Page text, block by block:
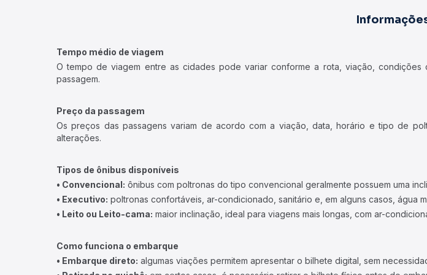
Tempo médio de viagem
O tempo de viagem entre as cidades pode variar conforme a rota, viação,
passagem.
Preço da passagem
Os preços das passagens variam de acordo com a viação, data, horário e tipo de
alterações.
Tipos de ônibus disponíveis
• Convencional: ônibus com poltronas do tipo convencional geralmente possuem uma
• Executivo: poltronas confortáveis, ar-condicionado, sanitário e, em alguns casos, água
• Leito ou Leito-cama: maior inclinação, ideal para viagens mais longas, com ar-
Como funciona o embarque
• Embarque direto: algumas viações permitem apresentar o bilhete digital, sem